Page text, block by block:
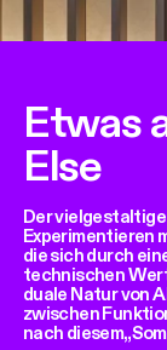
Etwas
Else
Der
Experimentieren
die sich durch
technischen
duale Natur von
zwischen
nach